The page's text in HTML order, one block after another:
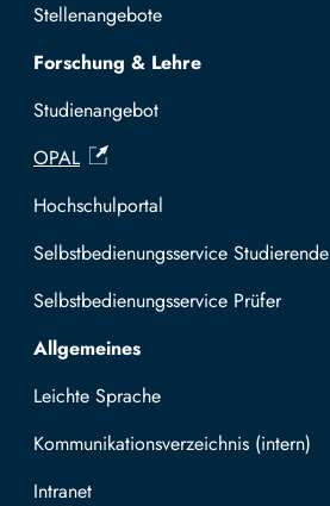
Stellenangebote
Forschung & Lehre
Studienangebot
OPAL
Hochschulportal
Selbstbedienungsservice Studierende
Selbstbedienungsservice Prüfer
Allgemeines
Leichte Sprache
Kommunikationsverzeichnis (intern)
Intranet